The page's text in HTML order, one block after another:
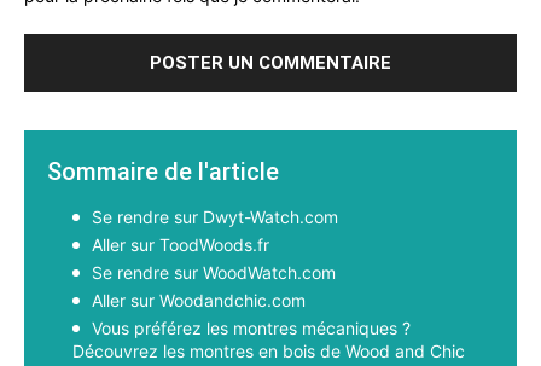
Sommaire de l'article
Se rendre sur Dwyt-Watch.com
Aller sur ToodWoods.fr
Se rendre sur WoodWatch.com
Aller sur Woodandchic.com
Vous préférez les montres mécaniques ?
Découvrez les montres en bois de Wood and Chic